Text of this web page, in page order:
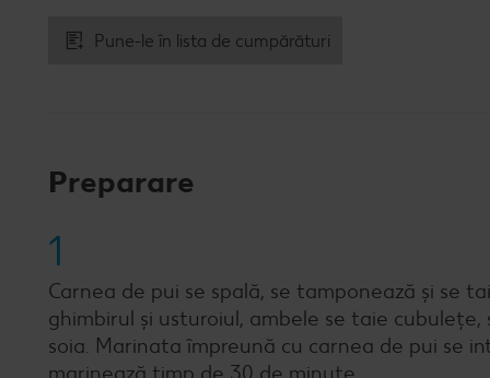
Pune-le în lista de cumpărături
Preparare
1
Carnea de pui se spală, se tamponează și se
ghimbirul și usturoiul, ambele se taie
soia. Marinata împreună cu carnea de pui se